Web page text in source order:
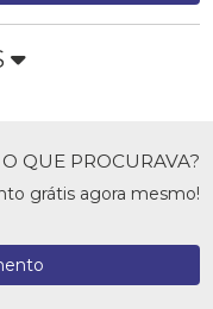
QUE PROCURAVA?
grátis agora mesmo!